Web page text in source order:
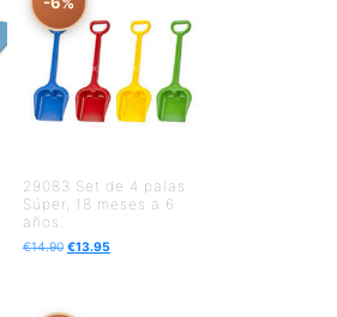
29083 Set de 4 palas
Súper, 18 meses a 6
años.
€14.90 €13.95